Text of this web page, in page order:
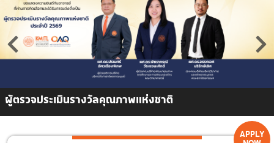
ผู้ตรวจประเมินรางวัลคุณภาพแห่งชาติ
APPLY